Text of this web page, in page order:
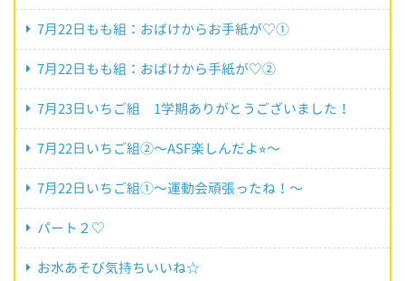
7月22日もも組：おばけからお手紙が♡①
7月22日もも組：おばけから手紙が♡②
7月23日いちご組 1学期ありがとうございました！
7月22日いちご組②〜ASF楽しんだよ⭐︎〜
7月22日いちご組①〜運動会頑張ったね！〜
パート２♡
お水あそび気持ちいいね☆